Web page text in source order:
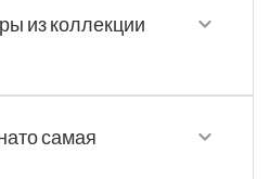
из коллекции
самая